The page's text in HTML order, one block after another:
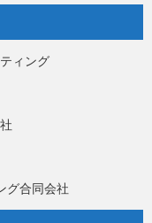
ィング
グ合同会社